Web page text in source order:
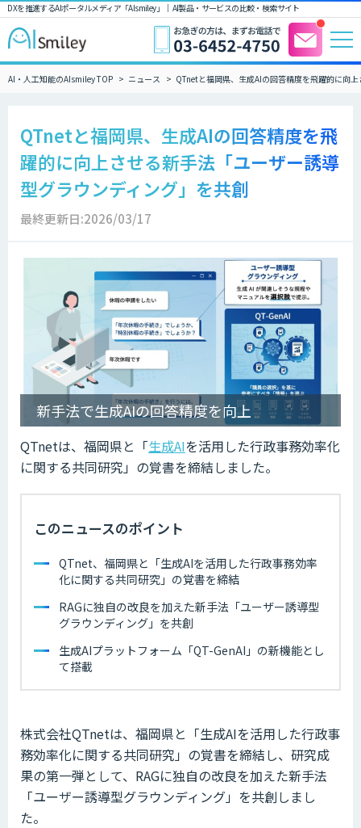
DXを推進するAIポータルメディア「AIsmiley」｜ AI製品・サービスの比較・検索サイト
AI・人工知能のAIsmiley TOP ニュース QTnetと福岡県、生成AIの回答精度を飛躍的に向
QTnetと福岡県、生成AIの回答精度を飛
躍的に向上させる新手法「ユーザー誘導
型グラウンディング」を共創
最終更新日:2026/03/17
新手法で生成AIの回答精度を向上
QTnetは、福岡県と「生成AIを活用した行政事務効率化
に関する共同研究」の覚書を締結しました。
このニュースのポイント
QTnet、福岡県と「生成AIを活用した行政事務効率
化に関する共同研究」の覚書を締結
RAGに独自の改良を加えた新手法「ユーザー誘導型
グラウンディング」を共創
生成AIプラットフォーム「QT-GenAI」の新機能とし
て搭載
株式会社QTnetは、福岡県と「生成AIを活用した行政事
務効率化に関する共同研究」の覚書を締結し、研究成
果の第一弾として、RAGに独自の改良を加えた新手法
「ユーザー誘導型グラウンディング」を共創しまし
た。